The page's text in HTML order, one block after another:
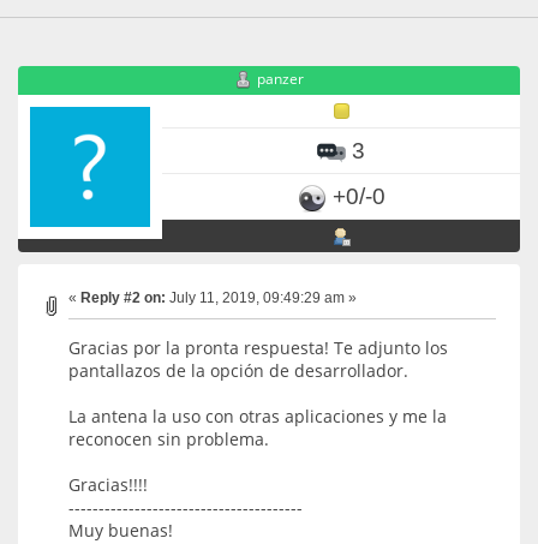
panzer
3
+0/-0
« Reply #2 on: July 11, 2019, 09:49:29 am »
Gracias por la pronta respuesta! Te adjunto los
pantallazos de la opción de desarrollador.
La antena la uso con otras aplicaciones y me la
reconocen sin problema.
Gracias!!!!
---------------------------------------
Muy buenas!